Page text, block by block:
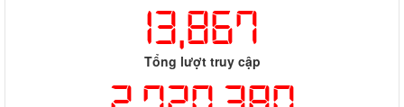
13,867
Tổng lượt truy cập